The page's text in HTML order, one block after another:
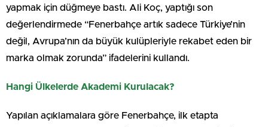
yapmak için düğmeye bastı. Ali Koç, yaptığı son
değerlendirmede “Fenerbahçe artık sadece Türkiye’nin
değil, Avrupa’nın da büyük kulüpleriyle rekabet eden bir
marka olmak zorunda” ifadelerini kullandı.
Hangi Ülkelerde Akademi Kurulacak?
Yapılan açıklamalara göre Fenerbahçe, ilk etapta